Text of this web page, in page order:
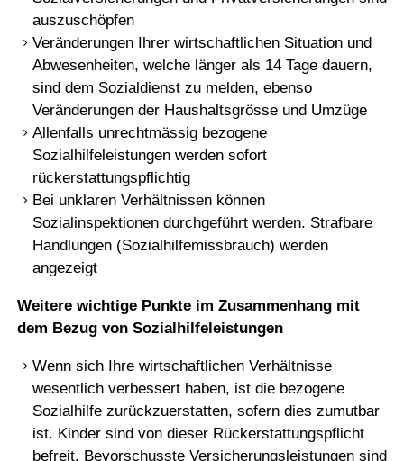
auszuschöpfen
Veränderungen Ihrer wirtschaftlichen Situation und
Abwesenheiten, welche länger als 14 Tage dauern,
sind dem Sozialdienst zu melden, ebenso
Veränderungen der Haushaltsgrösse und Umzüge
Allenfalls unrechtmässig bezogene
Sozialhilfeleistungen werden sofort
rückerstattungspflichtig
Bei unklaren Verhältnissen können
Sozialinspektionen durchgeführt werden. Strafbare
Handlungen (Sozialhilfemissbrauch) werden
angezeigt
Weitere wichtige Punkte im Zusammenhang mit
dem Bezug von Sozialhilfeleistungen
Wenn sich Ihre wirtschaftlichen Verhältnisse
wesentlich verbessert haben, ist die bezogene
Sozialhilfe zurückzuerstatten, sofern dies zumutbar
ist. Kinder sind von dieser Rückerstattungspflicht
befreit. Bevorschusste Versicherungsleistungen sind